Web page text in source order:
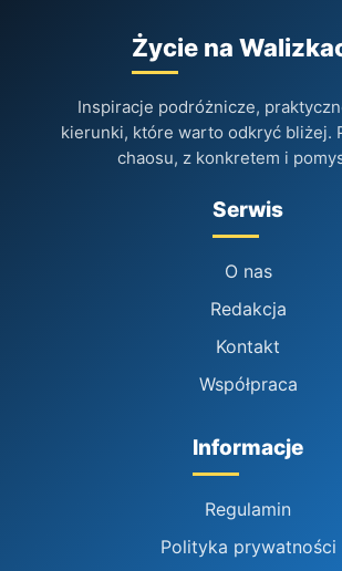
Życie na
Inspiracje podróżnicze,
kierunki, które warto odkryć bliżej.
chaosu, z konkretem i
Serwis
O nas
Redakcja
Kontakt
Współpraca
Informacje
Regulamin
Polityka prywatności